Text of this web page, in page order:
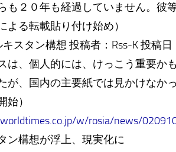
も２０年も経過していません。彼
よる転載貼り付け始め）
スタン構想 投稿者：Rss-K 投稿
は、個人的には、けっこう重要かも
が、国内の主要紙では見かけなか
始）
w/rosia/news/
ン構想が浮上、現実化に